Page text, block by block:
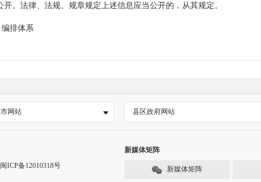
开。法律、法规、规章规定上述信息应当公开的，从其规定。
编排体系
政府信息的标题。
政府信息生成或变更的时间。
网站 县区政府网站
闽ICP备12010318号
新媒体矩阵
新媒体矩阵